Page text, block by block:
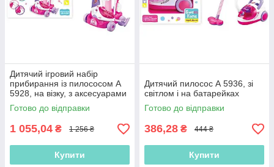
Дитячий ігровий набір
прибирання із пилососом A
5928, на візку, з аксесуарами
Готово до відправки
1 055,04 ₴ 1 256 ₴
Купити
Дитячий пилосос А 5936, зі
світлом і на батарейках
Готово до відправки
386,28 ₴ 444 ₴
Купити